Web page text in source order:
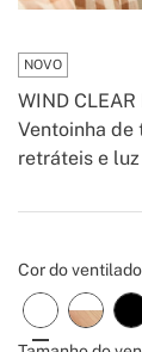
NOVO
Ventoinha de
retráteis e luz
WIND CLEAR
Create
Cor do